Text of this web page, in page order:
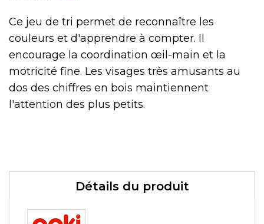
Ce jeu de tri permet de reconnaître les
couleurs et d'apprendre à compter. Il
encourage la coordination œil-main et la
motricité fine. Les visages très amusants au
dos des chiffres en bois maintiennent
l'attention des plus petits.
Détails du produit